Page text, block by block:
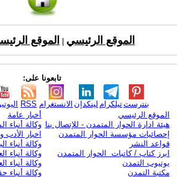
الموقع الرئيسي الموقع
تابعونا على:
RSS الانستغرام لينكدإن تيلكرامبنترست
الموقع الرئيسي
هيئة ادارة الحوار المتمدن - للإتصال بنا
إحصائيات مؤسسة الحوار المتمدن
قواعد النشر
ابرز كتاب / كاتبات الحوار المتمدن
يوتيوب التمدن
مكتبة التمدن
أخبار عامة
وكالة أنباء
اخبار الأدب
وكالة أنباء
وكالة أنباء
وكالة أنباء
وكالة أنباء